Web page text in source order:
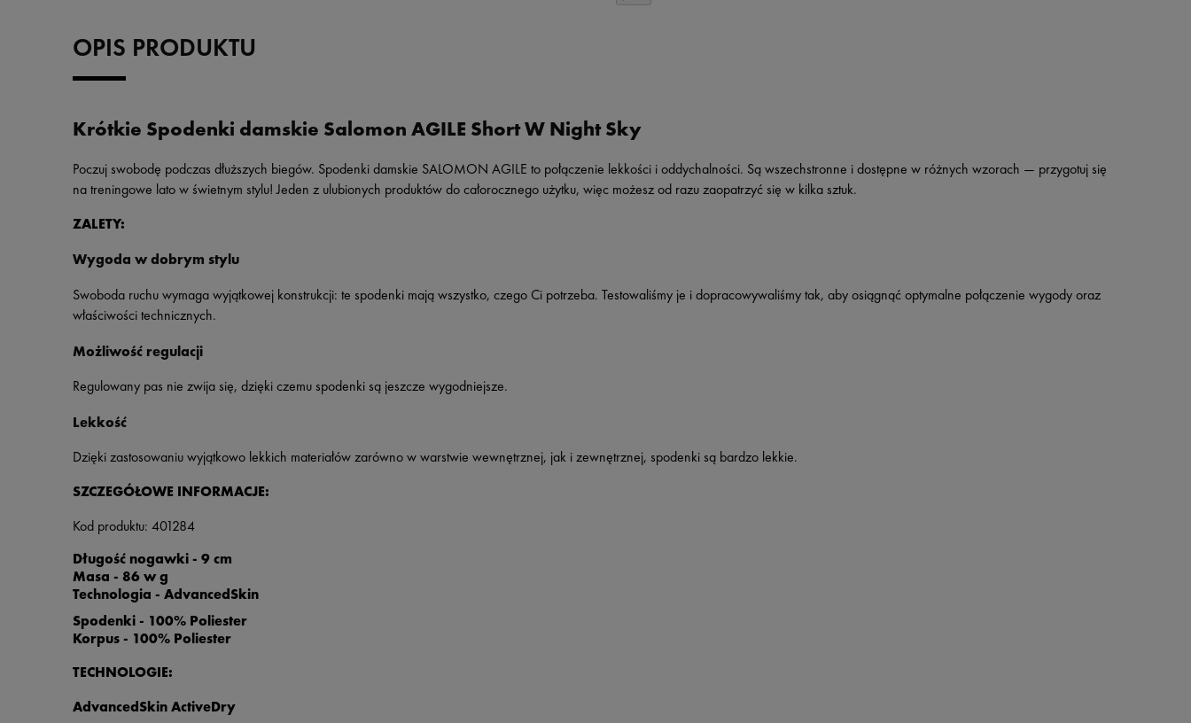
OPIS PRODUKTU
Krótkie Spodenki damskie Salomon AGILE Short W Night Sky
Poczuj swobodę podczas dłuższych biegów. Spodenki damskie SALOMON AGILE to połączenie lekkości i oddychalności. Są wszechstronne i dostępne w różnych wzorach — przygotuj się
na treningowe lato w świetnym stylu! Jeden z ulubionych produktów do całorocznego użytku, więc możesz od razu zaopatrzyć się w kilka sztuk.
ZALETY:
Wygoda w dobrym stylu
Swoboda ruchu wymaga wyjątkowej konstrukcji: te spodenki mają wszystko, czego Ci potrzeba. Testowaliśmy je i dopracowywaliśmy tak, aby osiągnąć optymalne połączenie wygody oraz
właściwości technicznych.
Możliwość regulacji
Regulowany pas nie zwija się, dzięki czemu spodenki są jeszcze wygodniejsze.
Lekkość
Dzięki zastosowaniu wyjątkowo lekkich materiałów zarówno w warstwie wewnętrznej, jak i zewnętrznej, spodenki są bardzo lekkie.
SZCZEGÓŁOWE INFORMACJE:
Kod produktu: 401284
Długość nogawki - 9 cm
Masa - 86 w g
Technologia - AdvancedSkin
Spodenki - 100% Poliester
Korpus - 100% Poliester
TECHNOLOGIE:
AdvancedSkin ActiveDry